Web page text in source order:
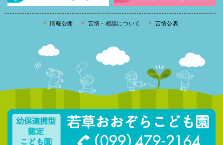
情報公開 苦情・相談について 苦情公表